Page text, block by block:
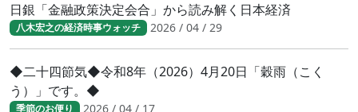
日銀「金融政策決定会合」から読み解く日本経済
八木宏之の経済時事ウォッチ 2026 / 04 / 29
◆二十四節気◆令和8年（2026）4月20日「穀雨（こく
う）」です。◆
季節のお便り 2026 / 04 / 17